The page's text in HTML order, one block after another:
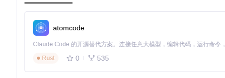
推荐配置：24GB显存（如RTX A6000）
适用任务：finetune/train_predictor.py的常规模型训练
📊 深度优化场景
批次大小：16
高端配置：40GB显存（如A100）
atomcode
Rust
0 535